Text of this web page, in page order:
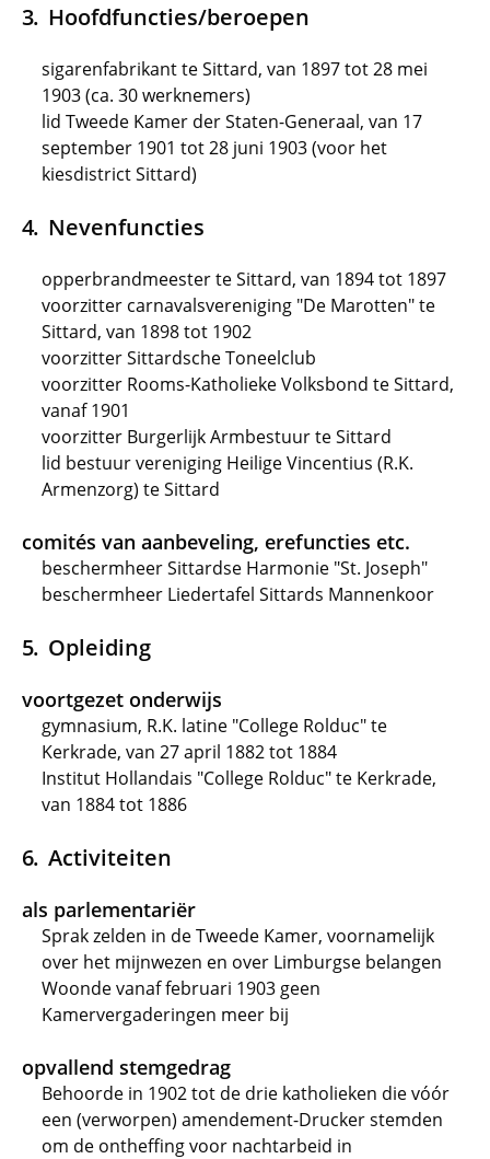
Hoofdfuncties/beroepen
sigarenfabrikant te Sittard, van 1897 tot 28 mei
1903 (ca. 30 werknemers)
lid Tweede Kamer der Staten-Generaal, van 17
september 1901 tot 28 juni 1903 (voor het
kiesdistrict Sittard)
Nevenfuncties
opperbrandmeester te Sittard, van 1894 tot 1897
voorzitter carnavalsvereniging "De Marotten" te
Sittard, van 1898 tot 1902
voorzitter Sittardsche Toneelclub
voorzitter Rooms-Katholieke Volksbond te Sittard,
vanaf 1901
voorzitter Burgerlijk Armbestuur te Sittard
lid bestuur vereniging Heilige Vincentius (R.K.
Armenzorg) te Sittard
comités van aanbeveling, erefuncties etc.
beschermheer Sittardse Harmonie "St. Joseph"
beschermheer Liedertafel Sittards Mannenkoor
Opleiding
voortgezet onderwijs
gymnasium, R.K. latine "College Rolduc" te
Kerkrade, van 27 april 1882 tot 1884
Institut Hollandais "College Rolduc" te Kerkrade,
van 1884 tot 1886
Activiteiten
als parlementariër
Sprak zelden in de Tweede Kamer, voornamelijk
over het mijnwezen en over Limburgse belangen
Woonde vanaf februari 1903 geen
Kamervergaderingen meer bij
opvallend stemgedrag
Behoorde in 1902 tot de drie katholieken die vóór
een (verworpen) amendement-Drucker stemden
om de ontheffing voor nachtarbeid in